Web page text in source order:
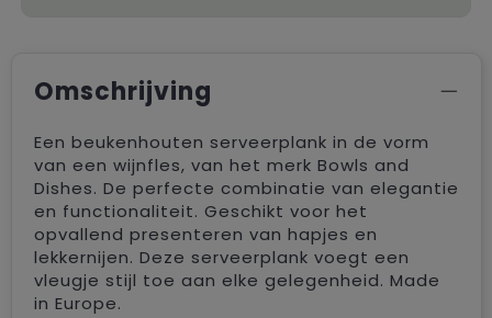
Omschrijving
Een beukenhouten serveerplank in de vorm
van een wijnfles, van het merk Bowls and
Dishes. De perfecte combinatie van elegantie
en functionaliteit. Geschikt voor het
opvallend presenteren van hapjes en
lekkernijen. Deze serveerplank voegt een
vleugje stijl toe aan elke gelegenheid. Made
in Europe.